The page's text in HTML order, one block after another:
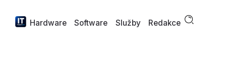
Hardware Software Služby Redakce